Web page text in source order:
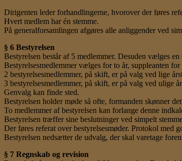
Dirigenten leder forhandlingerne, hvorover der føres
Hvert medlem har én stemme.
På generalforsamlingen afgøres alle anliggender ved
§ 6 Bestyrelsen
Bestyrelsen består af 5 medlemmer. Desuden vælges
Bestyrelsesmedlemmer vælges for to år, suppleanten for
2 bestyrelsesmedlemmer, på skift, er på valg ved lige
3 bestyrelsesmedlemmer, på skift, er på valg ved ulige
Genvalg kan finde sted.
Bestyrelsen holder møde så ofte, formanden skønner
To medlemmer af bestyrelsen kan forlange denne
Bestyrelsen træffer sine beslutninger ved simpelt
Der føres referat over bestyrelsesmøder. Protokol med
Bestyrelsen nedsætter de udvalg, der skal varetage
§ 7 Regnskab og revision